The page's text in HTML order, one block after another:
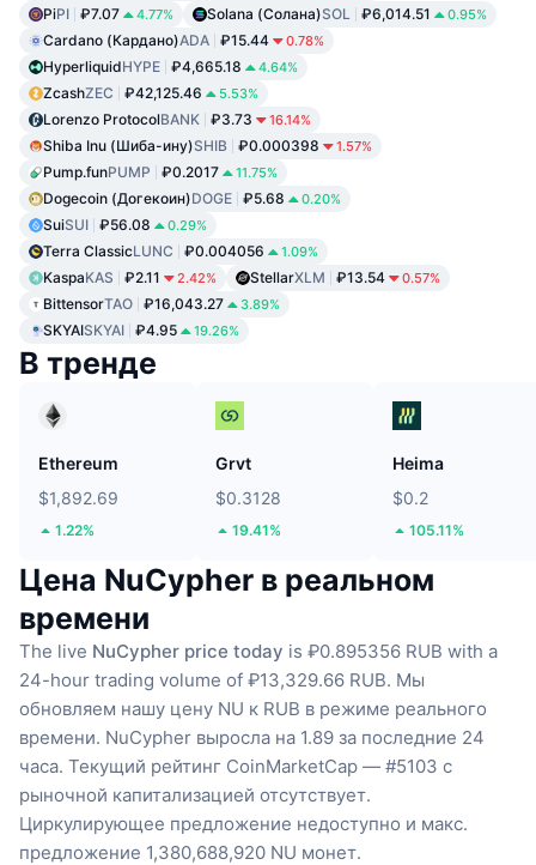
PiPI ₽7.07 4.77% Solana (Солана)SOL ₽6,014.51 0.95%
Cardano (Кардано)ADA ₽15.44 0.78%
HyperliquidHYPE ₽4,665.18 4.64%
ZcashZEC ₽42,125.46 5.53%
Lorenzo ProtocolBANK ₽3.73 16.14%
Shiba Inu (Шиба-ину)SHIB ₽0.000398 1.57%
Pump.funPUMP ₽0.2017 11.75%
Dogecoin (Догекоин)DOGE ₽5.68 0.20%
SuiSUI ₽56.08 0.29%
Terra ClassicLUNC ₽0.004056 1.09%
KaspaKAS ₽2.11 2.42% StellarXLM ₽13.54 0.57%
BittensorTAO ₽16,043.27 3.89%
SKYAISKYAI ₽4.95 19.26%
В тренде
Ethereum
$1,892.69
1.22%
Grvt
$0.3128
19.41%
Heima
$0.2
105.11%
Цена NuCypher в реальном
времени
The live NuCypher price today is ₽0.895356 RUB with a
24-hour trading volume of ₽13,329.66 RUB. Мы
обновляем нашу цену NU к RUB в режиме реального
времени. NuCypher выросла на 1.89 за последние 24
часа. Текущий рейтинг CoinMarketCap — #5103 с
рыночной капитализацией отсутствует.
Циркулирующее предложение недоступно и макс.
предложение 1,380,688,920 NU монет.